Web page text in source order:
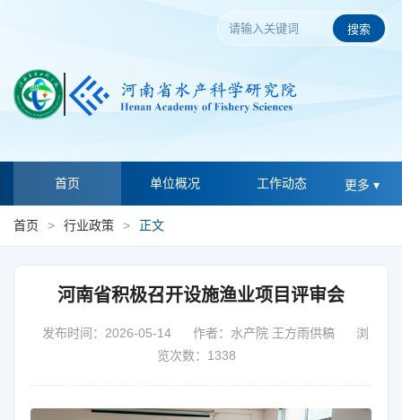
搜索
首页 单位概况 工作动态 更多 ▾
首页 > 行业政策 > 正文
河南省积极召开设施渔业项目评审会
发布时间：2026-05-14 作者：水产院 王方雨供稿
浏
览次数：1338